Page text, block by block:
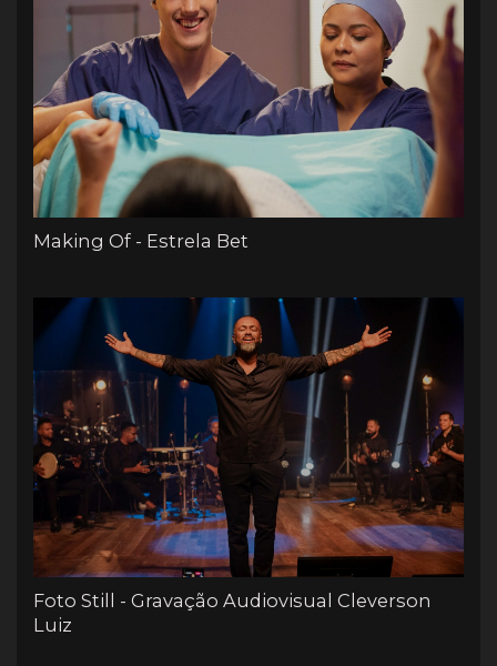
Making Of - Estrela Bet
Foto Still - Gravação Audiovisual Cleverson
Luiz